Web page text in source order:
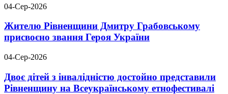
04-Сер-2026
Жителю Рівненщини Дмитру Грабовському
присвоєно звання Героя України
04-Сер-2026
Двоє дітей з інвалідністю достойно представили
Рівненщину на Всеукраїнському етнофестивалі